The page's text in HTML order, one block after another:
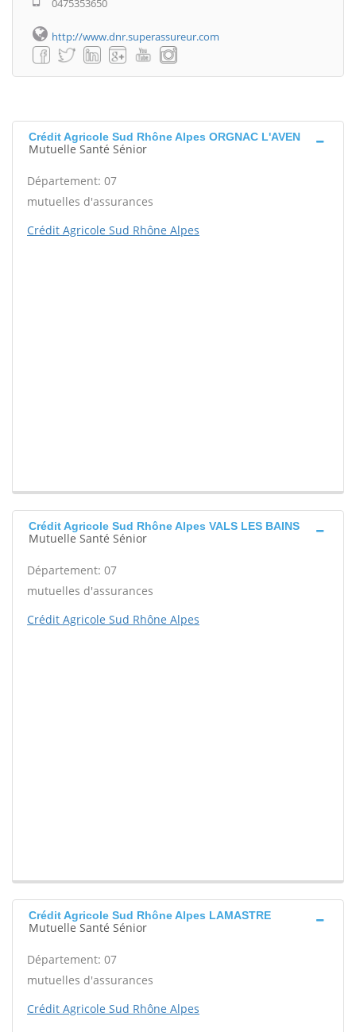
0475353650
http://www.dnr.superassureur.com
Crédit Agricole Sud Rhône Alpes ORGNAC L'AVEN
Mutuelle Santé Sénior
Département: 07
mutuelles d'assurances
Crédit Agricole Sud Rhône Alpes
Crédit Agricole Sud Rhône Alpes VALS LES BAINS
Mutuelle Santé Sénior
Département: 07
mutuelles d'assurances
Crédit Agricole Sud Rhône Alpes
Crédit Agricole Sud Rhône Alpes LAMASTRE
Mutuelle Santé Sénior
Département: 07
mutuelles d'assurances
Crédit Agricole Sud Rhône Alpes